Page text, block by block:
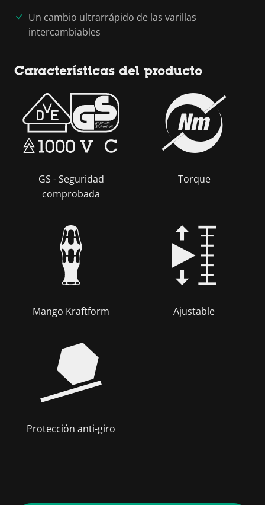
Un cambio ultrarrápido de las varillas
intercambiables
Características del producto
GS - Seguridad
comprobada
Torque
Mango Kraftform Ajustable
Protección anti-giro